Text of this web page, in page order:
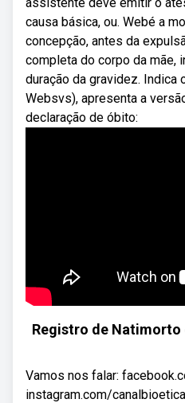
causa básica, ou. Webé a
concepção, antes da
completa do corpo da mãe,
duração da gravidez. Indica
Websvs), apresenta a
declaração de óbito:
Registro de Natimorto
Vamos nos falar:
instagram.com/